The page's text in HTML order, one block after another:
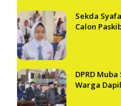
Sekda
Calon
DPRD
Warga